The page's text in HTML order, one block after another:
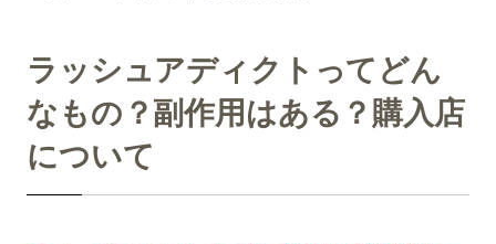
ラッシュアディクトってどん
なもの？副作用はある？購入店
について